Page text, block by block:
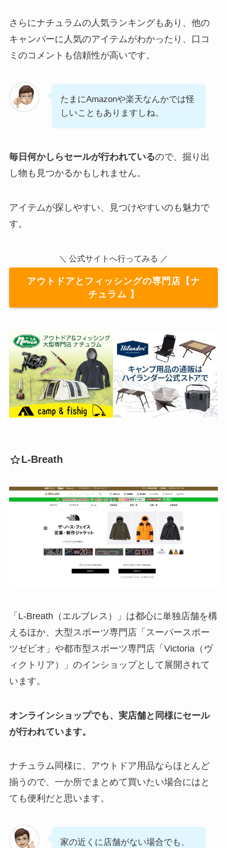
さらにナチュラムの人気ランキングもあり、他の
キャンパーに人気のアイテムがわかったり、口コ
ミのコメントも信頼性が高いです。
たまにAmazonや楽天なんかでは怪
しいこともありますしね。
毎日何かしらセールが行われているので、掘り出
し物も見つかるかもしれません。
アイテムが探しやすい、見つけやすいのも魅力で
す。
＼ 公式サイトへ行ってみる ／
アウトドアとフィッシングの専門店【ナ
チュラム 】
L-Breath
「L-Breath（エルブレス）」は都心に単独店舗を構
えるほか、大型スポーツ専門店「スーパースポー
ツゼビオ」や都市型スポーツ専門店「Victoria（ヴ
ィクトリア）」のインショップとして展開されて
います。
オンラインショップでも、実店舗と同様にセール
が行われています。
ナチュラム同様に、アウトドア用品ならほとんど
揃うので、一か所でまとめて買いたい場合にはと
ても便利だと思います。
家の近くに店舗がない場合でも、